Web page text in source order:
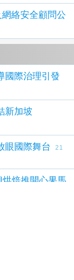
絡安全顧問公
國際治理引發
新加坡
新北好茶放眼國際舞台
21
焙推開心果馬